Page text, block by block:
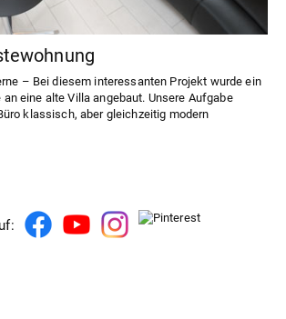
– Bei diesem interessanten Projekt wurde ein
an eine alte Villa angebaut. Unsere Aufgabe
klassisch, aber gleichzeitig modern